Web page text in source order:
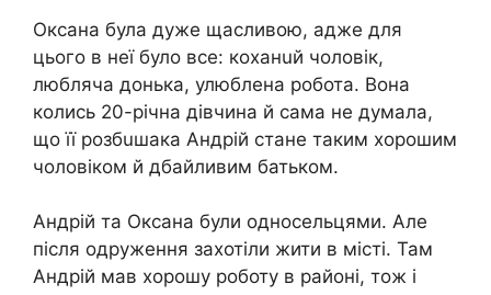
Оксана була дуже щасливою, адже для
цього в неї було все: кoхaнuй чоловік,
любляча донька, улюблена робота. Вона
колись 20-річна дівчина й сама не думала,
що її розбuшака Андрій стане таким хорошим
чоловіком й дбайливим батьком.
Андрій та Оксана були односельцями. Але
після одруження захотіли жити в місті. Там
Андрій мав хорошу роботу в районі, тож і